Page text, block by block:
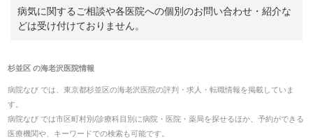
病気に関するご相談や各医院への個別のお問い合わせ・紹介な
どは受け付けておりません。
杉並区の海老沢医院情報
病院なび では、 東京都杉並区の海老沢医院の評判・求人・転職情報を掲載していま
す。
病院なび では市区町村別/診療科目別に病院・医院・薬局を探せるほか、予約ができる
医療機関や、キーワードでの検索も可能です。